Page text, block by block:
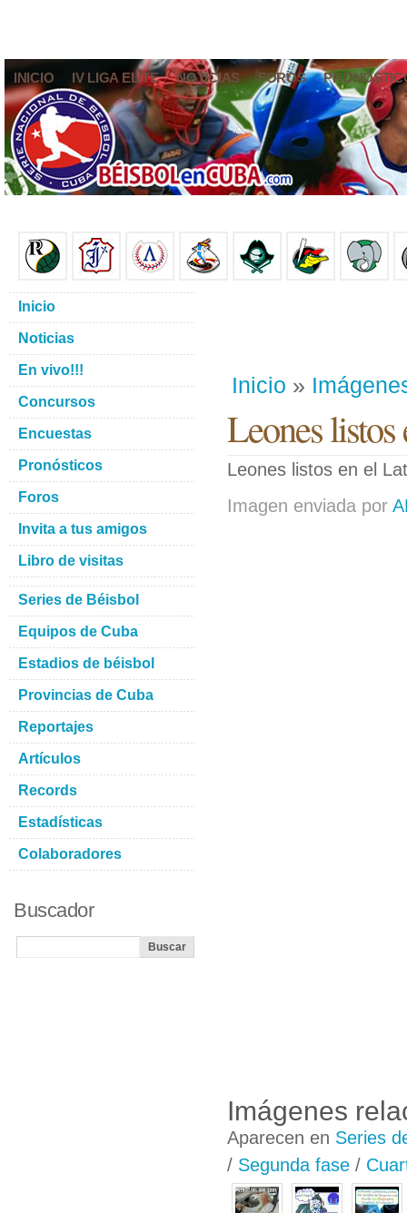
INICIO IV LIGA ELITE NOTICIAS FOROS
Inicio »
Leones
Leones listos en el
Imagen enviada por
Imágenes
Aparecen en Series
/ Segunda fase /
Inicio
Noticias
En vivo!!!
Concursos
Encuestas
Pronósticos
Foros
Invita a tus amigos
Libro de visitas
Series de Béisbol
Equipos de Cuba
Estadios de béisbol
Provincias de Cuba
Reportajes
Artículos
Records
Estadísticas
Colaboradores
Buscador